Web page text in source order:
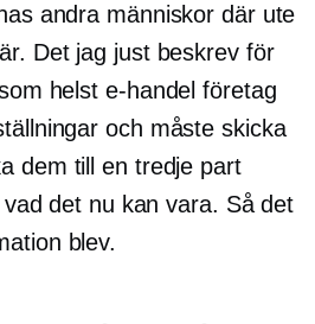
andra människor där ute
Det jag just beskrev för
helst e-handel företag
och måste skicka
dem till en tredje part
det nu kan vara. Så det
blev.